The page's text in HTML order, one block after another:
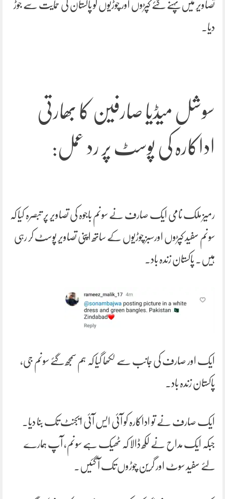
تصاویر میں پہنے گئے کپڑوں اور چوڑیوں کو پاکستان کی حمایت سے جوڑ
دیا۔
سوشل میڈیا صارفین کا بھارتی
اداکارہ کی پوسٹ پر رد عمل:
رمیز ملک نامی ایک صارف نے سونم باجوہ کی تصاویر پر تبصرہ کیا کہ
سونم سفید کپڑوں اورسبز چوڑیوں کے ساتھ اپنی تصاویر پوسٹ کر رہی
ہیں۔ پاکستان زندہ باد۔
ایک اور صارف کی جانب سے لکھا گیا کہ ہم سمجھ گئے سونم جی،
پاکستان زندہ باد۔
ایک صارف نے تو اداکارہ کو آئی ایس آئی ایجنٹ تک بنا دیا۔
جبکہ ایک مداح نے لکھ ڈالا کہ ٹھیک ہے سونم، آپ ہمارے
لئے سفید سوٹ اور گرین چوڑوں تک آ گئیں۔